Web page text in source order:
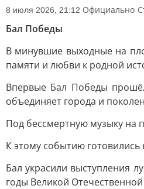
8 июля 2026, 21:12 Официально
Бал Победы
В минувшие выходные на
памяти и любви к родной
Впервые Бал Победы
объединяет города и
Под бессмертную музыку на
К этому событию
Бал украсили выступления
годы Великой